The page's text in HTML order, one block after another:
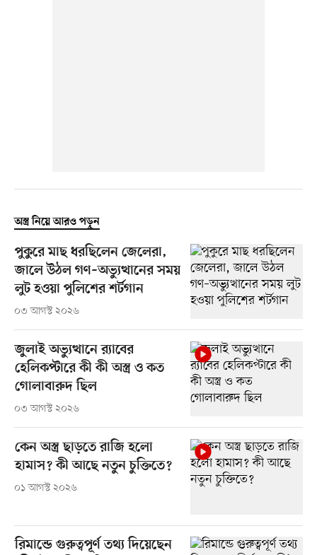
অস্ত্র নিয়ে আরও পড়ুন
পুকুরে মাছ ধরছিলেন জেলেরা,
জালে উঠল গণ–অভ্যুত্থানের সময়
লুট হওয়া পুলিশের শর্টগান
০৩ আগস্ট ২০২৬
জুলাই অভ্যুত্থানে র‍্যাবের
হেলিকপ্টারে কী কী অস্ত্র ও কত
গোলাবারুদ ছিল
০৩ আগস্ট ২০২৬
কেন অস্ত্র ছাড়তে রাজি হলো
হামাস? কী আছে নতুন চুক্তিতে?
০১ আগস্ট ২০২৬
রিমান্ডে গুরুত্বপূর্ণ তথ্য দিয়েছেন